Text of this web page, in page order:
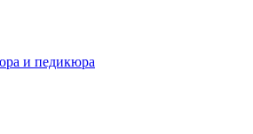
и педикюра